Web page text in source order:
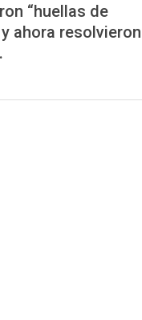
“huellas de
ahora resolvieron